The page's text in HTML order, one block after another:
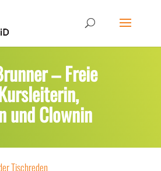
– Freie
und Clownin
Tischreden